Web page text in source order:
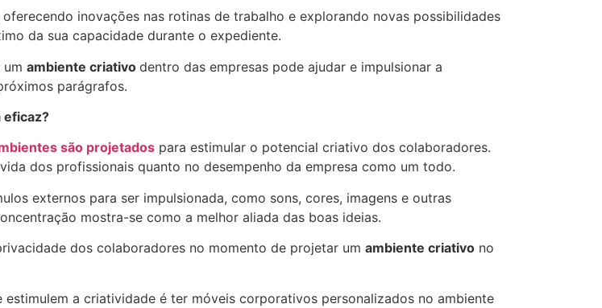
inovações nas rotinas de trabalho e explorando novas possibilidades
da sua capacidade durante o expediente.
ambiente criativo dentro das empresas pode ajudar e impulsionar a
parágrafos.
eficaz?
são projetados para estimular o potencial criativo dos colaboradores.
dos profissionais quanto no desempenho da empresa como um todo.
externos para ser impulsionada, como sons, cores, imagens e outras
mostra-se como a melhor aliada das boas ideias.
dos colaboradores no momento de projetar um ambiente criativo no
a criatividade é ter móveis corporativos personalizados no ambiente